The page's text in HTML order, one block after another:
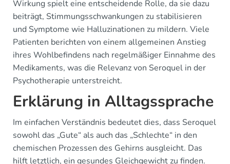
Wirkung spielt eine entscheidende Rolle, da sie dazu
beiträgt, Stimmungsschwankungen zu stabilisieren
und Symptome wie Halluzinationen zu mildern. Viele
Patienten berichten von einem allgemeinen Anstieg
ihres Wohlbefindens nach regelmäßiger Einnahme des
Medikaments, was die Relevanz von Seroquel in der
Psychotherapie unterstreicht.
Erklärung in Alltagssprache
Im einfachen Verständnis bedeutet dies, dass Seroquel
sowohl das „Gute“ als auch das „Schlechte“ in den
chemischen Prozessen des Gehirns ausgleicht. Das
hilft letztlich, ein gesundes Gleichgewicht zu finden.